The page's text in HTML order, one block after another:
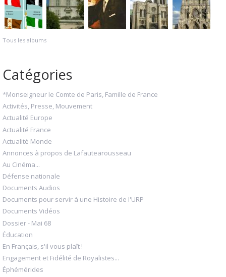
Tous les albums
Catégories
*Monseigneur le Comte de Paris, Famille de France
Activités, Presse, Mouvement
Actualité Europe
Actualité France
Actualité Monde
Annonces à propos de Lafautearousseau
Au Cinéma...
Défense nationale
Documents Audios
Documents pour servir à une Histoire de l'URP
Documents Vidéos
Dossier - Mai 68
Éducation
En Français, s'il vous plaît !
Engagement et Fidélité de Royalistes...
Éphémérides